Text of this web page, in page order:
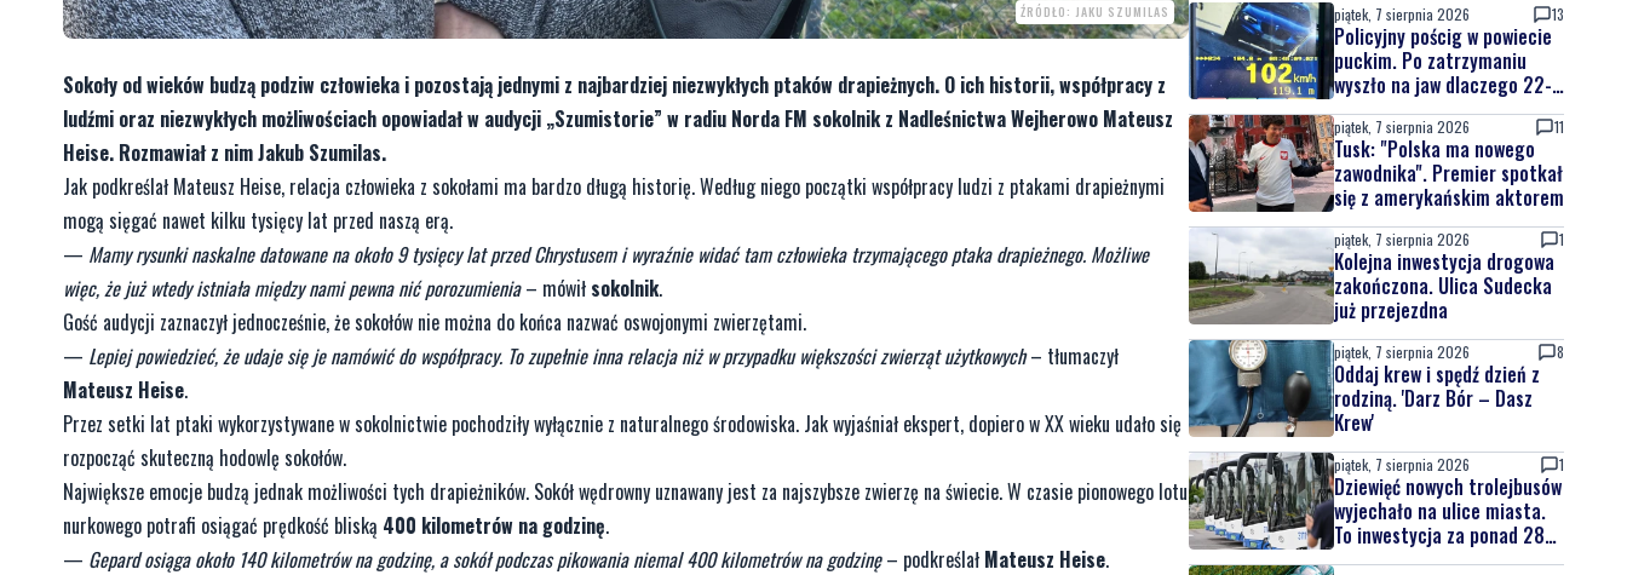
ŹRÓDŁO: JAKU SZUMILAS
Sokoły od wieków budzą podziw człowieka i pozostają jednymi z najbardziej niezwykłych ptaków drapieżnych. O ich historii, współpracy z
ludźmi oraz niezwykłych możliwościach opowiadał w audycji „Szumistorie” w radiu Norda FM sokolnik z Nadleśnictwa Wejherowo Mateusz
Heise. Rozmawiał z nim Jakub Szumilas.
Jak podkreślał Mateusz Heise, relacja człowieka z sokołami ma bardzo długą historię. Według niego początki współpracy ludzi z ptakami drapieżnymi
mogą sięgać nawet kilku tysięcy lat przed naszą erą.
— Mamy rysunki naskalne datowane na około 9 tysięcy lat przed Chrystusem i wyraźnie widać tam człowieka trzymającego ptaka drapieżnego. Możliwe
więc, że już wtedy istniała między nami pewna nić porozumienia– mówił sokolnik.
Gość audycji zaznaczył jednocześnie, że sokołów nie można do końca nazwać oswojonymi zwierzętami.
— Lepiej powiedzieć, że udaje się je namówić do współpracy. To zupełnie inna relacja niż w przypadku większości zwierząt użytkowych– tłumaczył
Mateusz Heise.
Przez setki lat ptaki wykorzystywane w sokolnictwie pochodziły wyłącznie z naturalnego środowiska. Jak wyjaśniał ekspert, dopiero w XX wieku udało się
rozpocząć skuteczną hodowlę sokołów.
Największe emocje budzą jednak możliwości tych drapieżników. Sokół wędrowny uznawany jest za najszybsze zwierzę na świecie. W czasie pionowego lotu
nurkowego potrafi osiągać prędkość bliską 400 kilometrów na godzinę.
— Gepard osiąga około 140 kilometrów na godzinę, a sokół podczas pikowania niemal 400 kilometrów na godzinę– podkreślał Mateusz Heise.
piątek, 7 sierpnia 2026 13
Policyjny pościg w powiecie
puckim. Po zatrzymaniu
wyszło na jaw dlaczego 22-
latek uciekał
piątek, 7 sierpnia 2026 11
Tusk: "Polska ma nowego
zawodnika". Premier spotkał
się z amerykańskim aktorem
piątek, 7 sierpnia 2026 1
Kolejna inwestycja drogowa
zakończona. Ulica Sudecka
już przejezdna
piątek, 7 sierpnia 2026 8
Oddaj krew i spędź dzień z
rodziną. 'Darz Bór – Dasz
Krew'
piątek, 7 sierpnia 2026 1
Dziewięć nowych trolejbusów
wyjechało na ulice miasta.
To inwestycja za ponad 28
mln zł